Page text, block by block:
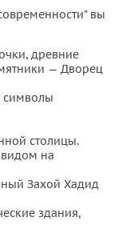
вы
древние
— Дворец
символы
столицы.
на
Захой Хадид
здания,